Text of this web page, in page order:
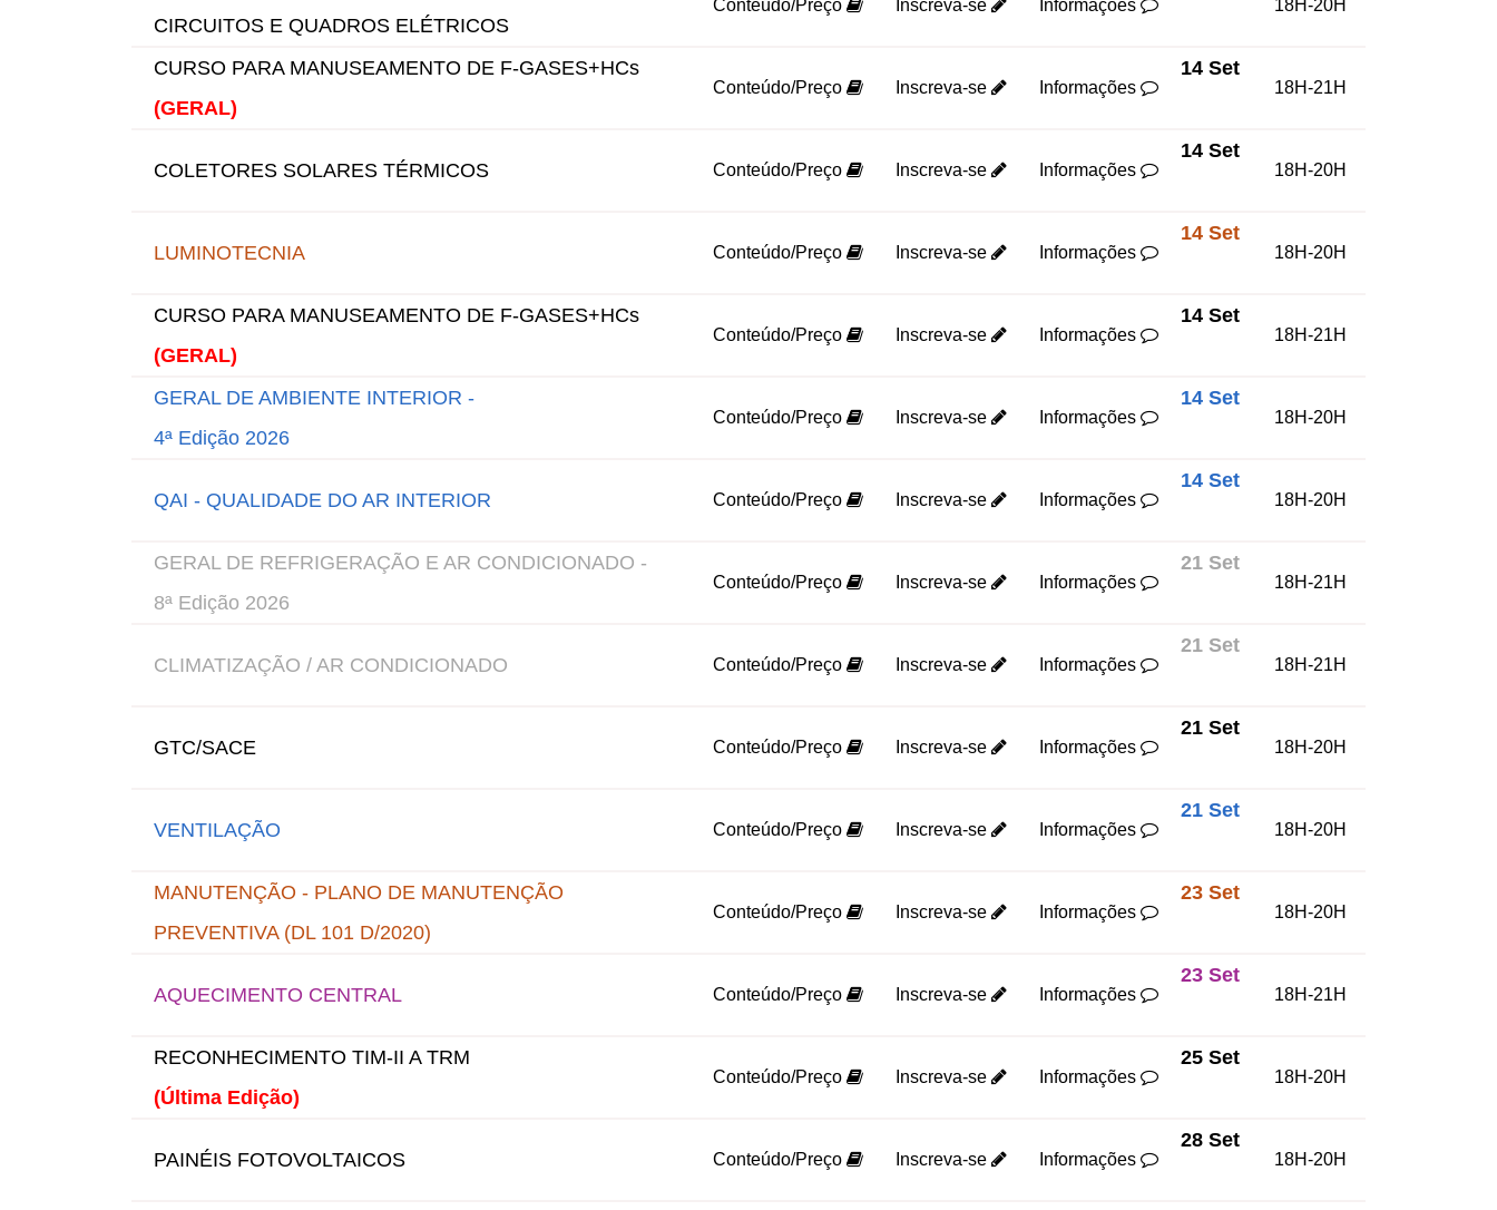
CIRCUITOS E QUADROS ELÉTRICOS
Conteúdo/Preço Inscreva-se Informações 18H-20H
CURSO PARA MANUSEAMENTO DE F-GASES+HCs
(GERAL)
Conteúdo/Preço Inscreva-se Informações
14 Set
18H-21H
COLETORES SOLARES TÉRMICOS Conteúdo/Preço Inscreva-se Informações
14 Set
18H-20H
LUMINOTECNIA Conteúdo/Preço Inscreva-se Informações
14 Set
18H-20H
CURSO PARA MANUSEAMENTO DE F-GASES+HCs
(GERAL)
Conteúdo/Preço Inscreva-se Informações
14 Set
18H-21H
GERAL DE AMBIENTE INTERIOR -
4ª Edição 2026
Conteúdo/Preço Inscreva-se Informações
14 Set
18H-20H
QAI - QUALIDADE DO AR INTERIOR Conteúdo/Preço Inscreva-se Informações
14 Set
18H-20H
GERAL DE REFRIGERAÇÃO E AR CONDICIONADO -
8ª Edição 2026
Conteúdo/Preço Inscreva-se Informações
21 Set
18H-21H
CLIMATIZAÇÃO / AR CONDICIONADO Conteúdo/Preço Inscreva-se Informações
21 Set
18H-21H
GTC/SACE Conteúdo/Preço Inscreva-se Informações
21 Set
18H-20H
VENTILAÇÃO Conteúdo/Preço Inscreva-se Informações
21 Set
18H-20H
MANUTENÇÃO - PLANO DE MANUTENÇÃO
PREVENTIVA (DL 101 D/2020)
Conteúdo/Preço Inscreva-se Informações
23 Set
18H-20H
AQUECIMENTO CENTRAL Conteúdo/Preço Inscreva-se Informações
23 Set
18H-21H
RECONHECIMENTO TIM-II A TRM
(Última Edição)
Conteúdo/Preço Inscreva-se Informações
25 Set
18H-20H
PAINÉIS FOTOVOLTAICOS Conteúdo/Preço Inscreva-se Informações
28 Set
18H-20H